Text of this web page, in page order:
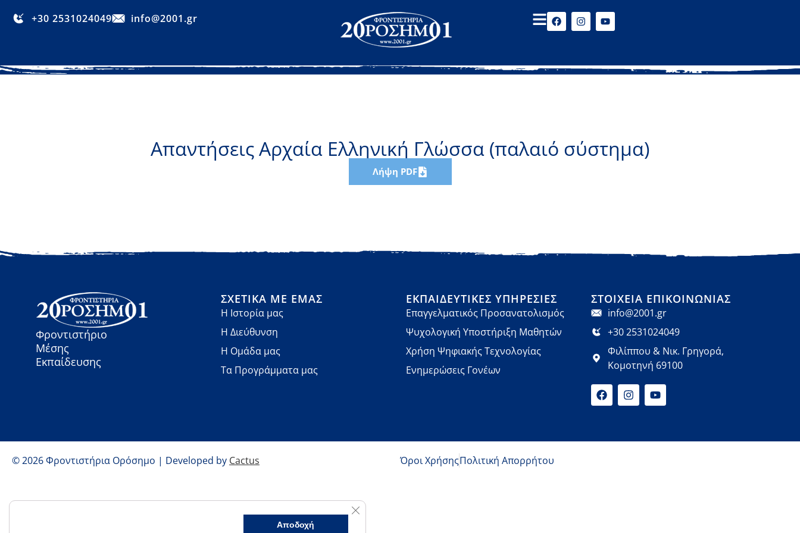
+30 2531024049 info@2001.gr
Απαντήσεις Αρχαία Ελληνική Γλώσσα (παλαιό σύστημα)
Λήψη PDF
Φροντιστήριο
Μέσης
Εκπαίδευσης
ΣΧΕΤΙΚΆ ΜΕ ΕΜΆΣ
Η Ιστορία μας
Η Διεύθυνση
Η Ομάδα μας
Τα Προγράμματα μας
ΕΚΠΑΙΔΕΥΤΙΚΈΣ ΥΠΗΡΕΣΊΕΣ
Επαγγελματικός Προσανατολισμός
Ψυχολογική Υποστήριξη Μαθητών
Χρήση Ψηφιακής Τεχνολογίας
Ενημερώσεις Γονέων
ΣΤΟΙΧΕΊΑ ΕΠΙΚΟΙΝΩΝΊΑΣ
info@2001.gr
+30 2531024049
Φιλίππου & Νικ. Γρηγορά,
Κομοτηνή 69100
© 2026 Φροντιστήρια Ορόσημο | Developed by Cactus Όροι ΧρήσηςΠολιτική Απορρήτου
Αποδοχή
Κλείσιμο του Cookie banner για το GDPR